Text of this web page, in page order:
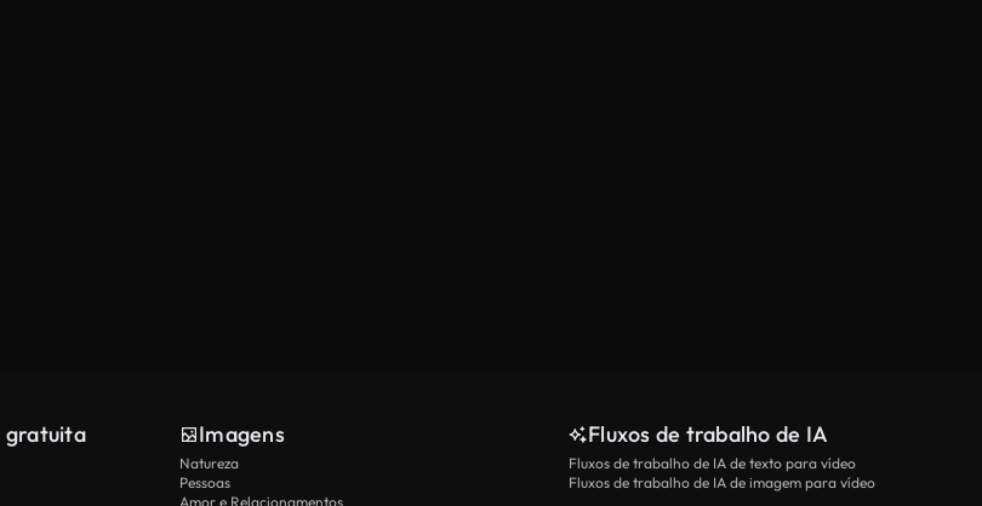
gratuita Imagens
Natureza
Pessoas
Amor e Relacionamentos
Fluxos de trabalho de IA
Fluxos de trabalho de IA de texto para vídeo
Fluxos de trabalho de IA de imagem para vídeo